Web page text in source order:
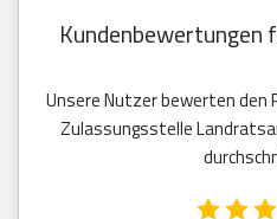
Kundenbewertungen
Unsere Nutzer bewerten den
Zulassungsstelle